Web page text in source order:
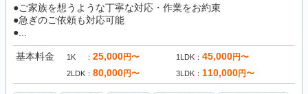
●ご家族を想うような丁寧な対応・作業をお約束
●急ぎのご依頼も対応可能
●...
基本料金 1K 25,000円〜 1LDK 45,000円〜
2LDK 80,000円〜 3LDK 110,000円〜